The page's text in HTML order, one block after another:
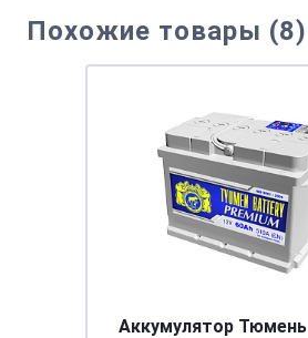
Похожие товары (8)
Аккумулятор Тюмень